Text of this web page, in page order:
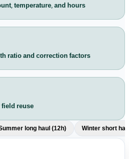
temperature, and hours
ratio and correction factors
field reuse
long haul (12h) Winter short